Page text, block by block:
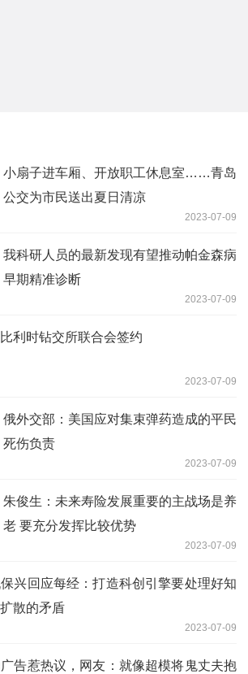
小扇子进车厢、开放职工休息室……青岛
公交为市民送出夏日清凉
2023-07-09
我科研人员的最新发现有望推动帕金森病
早期精准诊断
2023-07-09
利时钻交所联合会签约
2023-07-09
俄外交部：美国应对集束弹药造成的平民
死伤负责
2023-07-09
朱俊生：未来寿险发展重要的主战场是养
老 要充分发挥比较优势
2023-07-09
兴回应每经：打造科创引擎要处理好知
散的矛盾
2023-07-09
告惹热议，网友：就像超模将鬼丈夫抱